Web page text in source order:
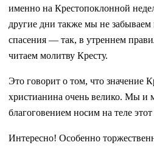
именно на Крестопоклонной
другие дни также мы не забываем
спасения — так, в утреннем
читаем молитву Кресту.
Это говорит о том, что значение
христианина очень велико. Мы и
благоговением носим на теле
Интересно! Особенно